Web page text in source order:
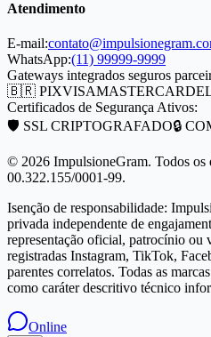
Atendimento
E-mail:
WhatsApp:(11) 99999-9999
Gateways integrados seguros
🇧🇷 PIXVISAMASTERCARD
Certificados de Segurança Ativos:
🛡️ SSL CRIPTOGRAFADO🔒
© 2026 ImpulsioneGram. Todos os
00.322.155/0001-99.
Isenção de responsabilidade:
privada independente de
representação oficial, patrocínio ou
registradas Instagram, TikTok,
parentes correlatos. Todas as
como caráter descritivo técnico
Online